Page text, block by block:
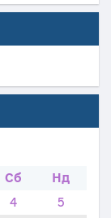
Сб
Нд
4
5